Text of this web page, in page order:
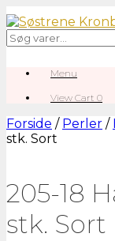
Gå
til
indhold
Søg
efter:
Menu
View
cart
View Cart 0
Forside / Perler /
stk. Sort
205-18
stk. Sort